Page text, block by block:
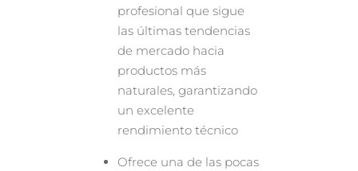
profesional que sigue
las últimas tendencias
de mercado hacia
productos más
naturales, garantizando
un excelente
rendimiento técnico
Ofrece una de las pocas